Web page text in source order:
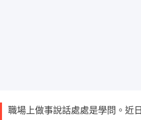
職場上做事說話處處是學問。近